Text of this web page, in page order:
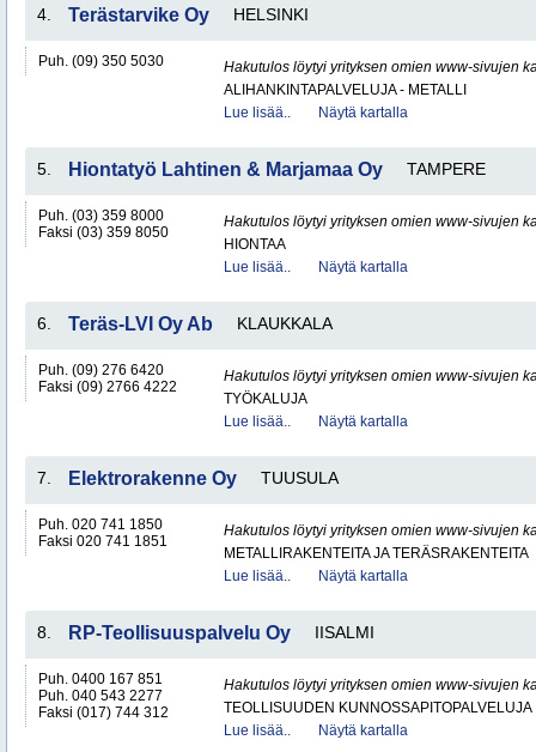
4. Terästarvike Oy HELSINKI
Puh. (09) 350 5030
Hakutulos löytyi yrityksen omien www-sivujen
ALIHANKINTAPALVELUJA - METALLI
Lue lisää..
Näytä kartalla
5. Hiontatyö Lahtinen & Marjamaa Oy TAMPERE
Puh. (03) 359 8000
Faksi (03) 359 8050
Hakutulos löytyi yrityksen omien www-sivujen
HIONTAA
Lue lisää..
Näytä kartalla
6. Teräs-LVI Oy Ab KLAUKKALA
Puh. (09) 276 6420
Faksi (09) 2766 4222
Hakutulos löytyi yrityksen omien www-sivujen
TYÖKALUJA
Lue lisää..
Näytä kartalla
7. Elektrorakenne Oy TUUSULA
Puh. 020 741 1850
Faksi 020 741 1851
Hakutulos löytyi yrityksen omien www-sivujen
METALLIRAKENTEITA JA TERÄSRAKENTEITA
Lue lisää..
Näytä kartalla
8. RP-Teollisuuspalvelu Oy IISALMI
Puh. 0400 167 851
Puh. 040 543 2277
Faksi (017) 744 312
Hakutulos löytyi yrityksen omien www-sivujen
TEOLLISUUDEN KUNNOSSAPITOPALVELUJA
Lue lisää..
Näytä kartalla